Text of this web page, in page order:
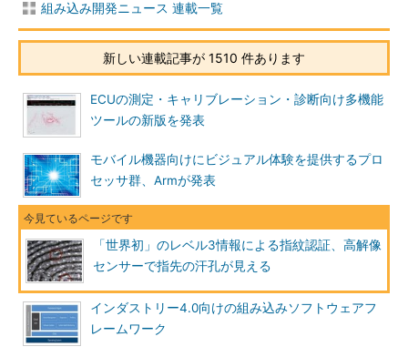
組み込み開発ニュース 連載一覧
新しい連載記事が 1510 件あります
ECUの測定・キャリブレーション・診断向け多機能
ツールの新版を発表
モバイル機器向けにビジュアル体験を提供するプロ
セッサ群、Armが発表
「世界初」のレベル3情報による指紋認証、高解像
センサーで指先の汗孔が見える
インダストリー4.0向けの組み込みソフトウェアフ
レームワーク